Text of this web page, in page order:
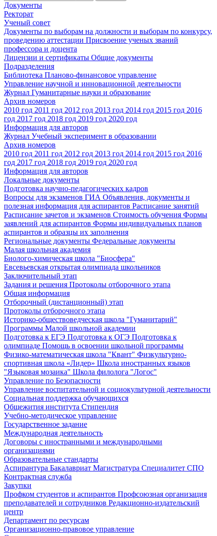
Документы
Ректорат
Ученый совет
Документы по выборам на должности и выборам по конкурсу,
проведению аттестации Присвоение ученых званий
профессора и доцента
Лицензии и сертификаты Общие документы
Подразделения
Библиотека Планово-финансовое управление
Управление научной и инновационной деятельности
Журнал Гуманитарные науки и образование
Архив номеров
2010 год 2011 год 2012 год 2013 год 2014 год 2015 год 2016
год 2017 год 2018 год 2019 год 2020 год
Информация для авторов
Журнал Учебный эксперимент в образовании
Архив номеров
2010 год 2011 год 2012 год 2013 год 2014 год 2015 год 2016
год 2017 год 2018 год 2019 год 2020 год
Информация для авторов
Локальные документы
Подготовка научно-педагогических кадров
Вопросы для экзаменов ГИА Объявления, документы и
полезная информация для аспирантов Расписание занятий
Расписание зачетов и экзаменов Стоимость обучения Формы
заявлений для аспирантов Формы индивидуальных планов
аспирантов и образцы их заполнения
Региональные документы Федеральные документы
Малая школьная академия
Биолого-химическая школа "Биосфера"
Евсевьевская открытая олимпиада школьников
Заключительный этап
Задания и решения Протоколы отборочного этапа
Общая информация
Отборочный (дистанционный) этап
Протоколы отборочного этапа
Историко-обществоведческая школа "Гуманитарий"
Программы Малой школьной академии
Подготовка к ЕГЭ Подготовка к ОГЭ Подготовка к
олимпиаде Помощь в освоении школьной программы
Физико-математическая школа "Квант" Физкультурно-
спортивная школа «Лидер» Школа иностранных языков
"Языковая мозаика" Школа филолога "Логос"
Управление по Безопасности
Управление воспитательной и социокультурной деятельности
Социальная поддержка обучающихся
Общежития института Стипендия
Учебно-методическое управление
Государственное задание
Международная деятельность
Договоры с иностранными и международными
организациями
Образовательные стандарты
Аспирантура Бакалавриат Магистратура Специалитет СПО
Контрактная служба
Закупки
Профком студентов и аспирантов Профсоюзная организация
преподавателей и сотрудников Редакционно-издательский
центр
Департамент по ресурсам
Организационно-правовое управление